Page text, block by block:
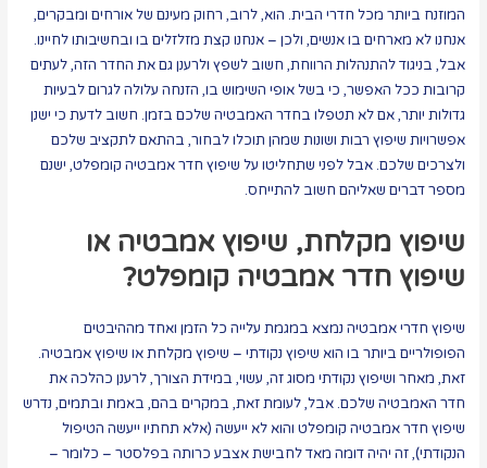
המוזנח ביותר מכל חדרי הבית. הוא, לרוב, רחוק מעינם של אורחים ומבקרים,
אנחנו לא מארחים בו אנשים, ולכן – אנחנו קצת מזלזלים בו ובחשיבותו לחיינו.
אבל, בניגוד להתנהלות הרווחת, חשוב לשפץ ולרענן גם את החדר הזה, לעתים
קרובות ככל האפשר, כי בשל אופי השימוש בו, הזנחה עלולה לגרום לבעיות
גדולות יותר, אם לא תטפלו בחדר האמבטיה שלכם בזמן. חשוב לדעת כי ישנן
אפשרויות שיפוץ רבות ושונות שמהן תוכלו לבחור, בהתאם לתקציב שלכם
ולצרכים שלכם. אבל לפני שתחליטו על שיפוץ חדר אמבטיה קומפלט, ישנם
מספר דברים שאליהם חשוב להתייחס.
שיפוץ מקלחת, שיפוץ אמבטיה או
שיפוץ חדר אמבטיה קומפלט?
שיפוץ חדרי אמבטיה נמצא במגמת עלייה כל הזמן ואחד מההיבטים
הפופולריים ביותר בו הוא שיפוץ נקודתי – שיפוץ מקלחת או שיפוץ אמבטיה.
זאת, מאחר ושיפוץ נקודתי מסוג זה, עשוי, במידת הצורך, לרענן כהלכה את
חדר האמבטיה שלכם. אבל, לעומת זאת, במקרים בהם, באמת ובתמים, נדרש
שיפוץ חדר אמבטיה קומפלט והוא לא ייעשה (אלא תחתיו ייעשה הטיפול
הנקודתי), זה יהיה דומה מאד לחבישת אצבע כרותה בפלסטר – כלומר –